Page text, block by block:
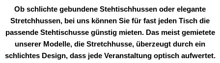
Ob schlichte gebundene Stehtischhussen oder elegante
Stretchhussen, bei uns können Sie für fast jeden Tisch die
passende Stehtischusse günstig mieten. Das meist gemietete
unserer Modelle, die Stretchhusse, überzeugt durch ein
schlichtes Design, dass jede Veranstaltung optisch aufwertet.